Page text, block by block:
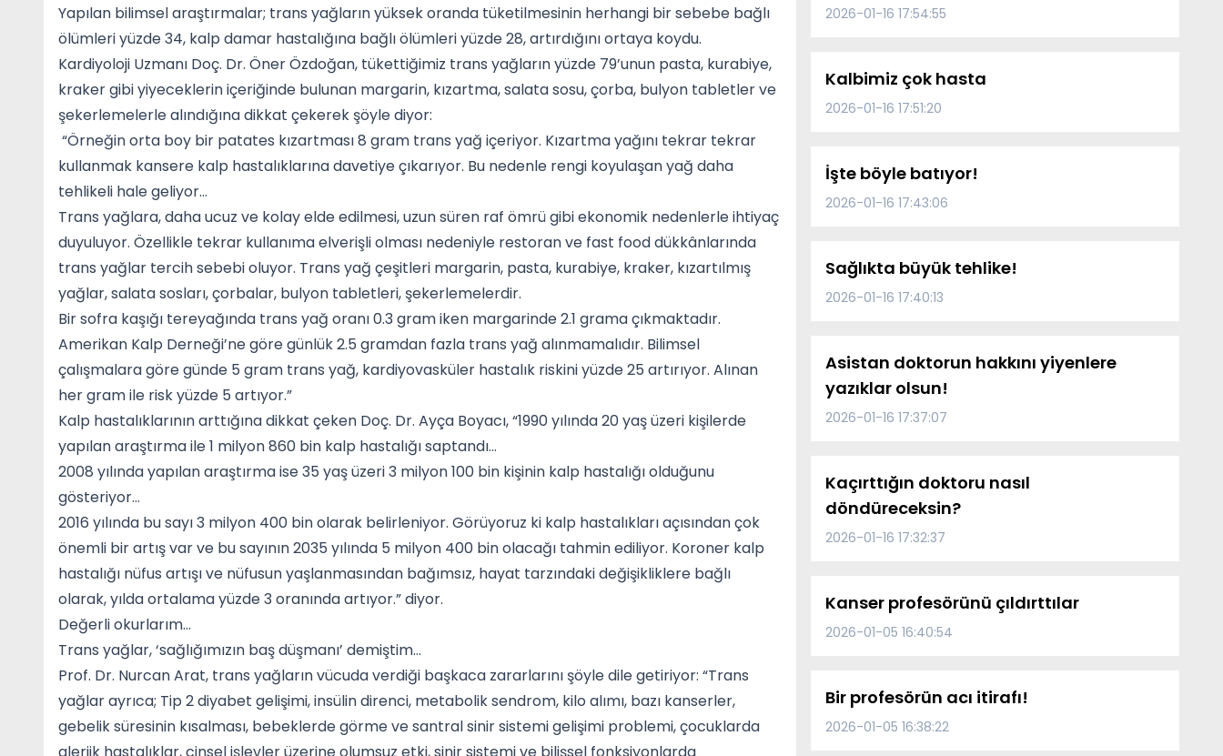
Yapılan bilimsel araştırmalar; trans yağların yüksek oranda tüketilmesinin herhangi bir sebebe bağlı
ölümleri yüzde 34, kalp damar hastalığına bağlı ölümleri yüzde 28, artırdığını ortaya koydu.
Kardiyoloji Uzmanı Doç. Dr. Öner Özdoğan, tükettiğimiz trans yağların yüzde 79’unun pasta, kurabiye,
kraker gibi yiyeceklerin içeriğinde bulunan margarin, kızartma, salata sosu, çorba, bulyon tabletler ve
şekerlemelerle alındığına dikkat çekerek şöyle diyor:
“Örneğin orta boy bir patates kızartması 8 gram trans yağ içeriyor. Kızartma yağını tekrar tekrar
kullanmak kansere kalp hastalıklarına davetiye çıkarıyor. Bu nedenle rengi koyulaşan yağ daha
tehlikeli hale geliyor…
Trans yağlara, daha ucuz ve kolay elde edilmesi, uzun süren raf ömrü gibi ekonomik nedenlerle ihtiyaç
duyuluyor. Özellikle tekrar kullanıma elverişli olması nedeniyle restoran ve fast food dükkânlarında
trans yağlar tercih sebebi oluyor. Trans yağ çeşitleri margarin, pasta, kurabiye, kraker, kızartılmış
yağlar, salata sosları, çorbalar, bulyon tabletleri, şekerlemelerdir.
Bir sofra kaşığı tereyağında trans yağ oranı 0.3 gram iken margarinde 2.1 grama çıkmaktadır.
Amerikan Kalp Derneği’ne göre günlük 2.5 gramdan fazla trans yağ alınmamalıdır. Bilimsel
çalışmalara göre günde 5 gram trans yağ, kardiyovasküler hastalık riskini yüzde 25 artırıyor. Alınan
her gram ile risk yüzde 5 artıyor.”
Kalp hastalıklarının arttığına dikkat çeken Doç. Dr. Ayça Boyacı, “1990 yılında 20 yaş üzeri kişilerde
yapılan araştırma ile 1 milyon 860 bin kalp hastalığı saptandı…
2008 yılında yapılan araştırma ise 35 yaş üzeri 3 milyon 100 bin kişinin kalp hastalığı olduğunu
gösteriyor…
2016 yılında bu sayı 3 milyon 400 bin olarak belirleniyor. Görüyoruz ki kalp hastalıkları açısından çok
önemli bir artış var ve bu sayının 2035 yılında 5 milyon 400 bin olacağı tahmin ediliyor. Koroner kalp
hastalığı nüfus artışı ve nüfusun yaşlanmasından bağımsız, hayat tarzındaki değişikliklere bağlı
olarak, yılda ortalama yüzde 3 oranında artıyor.” diyor.
Değerli okurlarım…
Trans yağlar, ‘sağlığımızın baş düşmanı’ demiştim…
Prof. Dr. Nurcan Arat, trans yağların vücuda verdiği başkaca zararlarını şöyle dile getiriyor: “Trans
yağlar ayrıca; Tip 2 diyabet gelişimi, insülin direnci, metabolik sendrom, kilo alımı, bazı kanserler,
gebelik süresinin kısalması, bebeklerde görme ve santral sinir sistemi gelişimi problemi, çocuklarda
2026-01-16 17:54:55
Kalbimiz çok hasta
2026-01-16 17:51:20
İşte böyle batıyor!
2026-01-16 17:43:06
Sağlıkta büyük tehlike!
2026-01-16 17:40:13
Asistan doktorun hakkını yiyenlere
yazıklar olsun!
2026-01-16 17:37:07
Kaçırttığın doktoru nasıl
döndüreceksin?
2026-01-16 17:32:37
Kanser profesörünü çıldırttılar
2026-01-05 16:40:54
Bir profesörün acı itirafı!
2026-01-05 16:38:22